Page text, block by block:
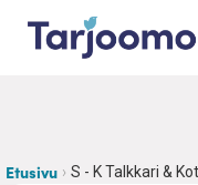
Siirry sisältöön
Etusivu S - K Talkkari &